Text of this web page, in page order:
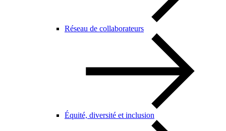
Réseau de collaborateurs
Équité, diversité et inclusion